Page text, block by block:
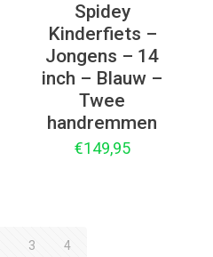
Spidey
Kinderfiets –
Jongens – 14
inch – Blauw –
Twee
handremmen
€149,95
3 4